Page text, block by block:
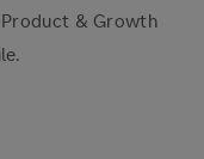
& Growth